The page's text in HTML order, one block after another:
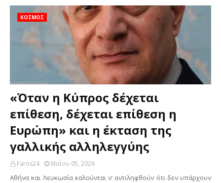
ΚΟΣΜΟΣ
«Όταν η Κύπρος δέχεται
επίθεση, δέχεται επίθεση η
Ευρώπη» και η έκταση της
γαλλικής αλληλεγγύης
Faros24 Μαΐου 05, 2026
Αθήνα και Λευκωσία καλούνται ν’ αντιληφθούν ότι δεν υπάρχουν